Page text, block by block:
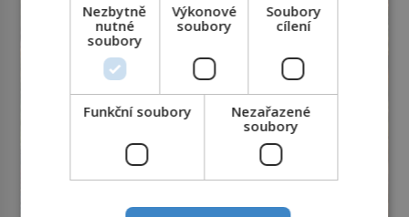
Nezbytně
nutné
soubory
Výkonové
soubory
Soubory
cílení
Funkční soubory
Nezařazené
soubory